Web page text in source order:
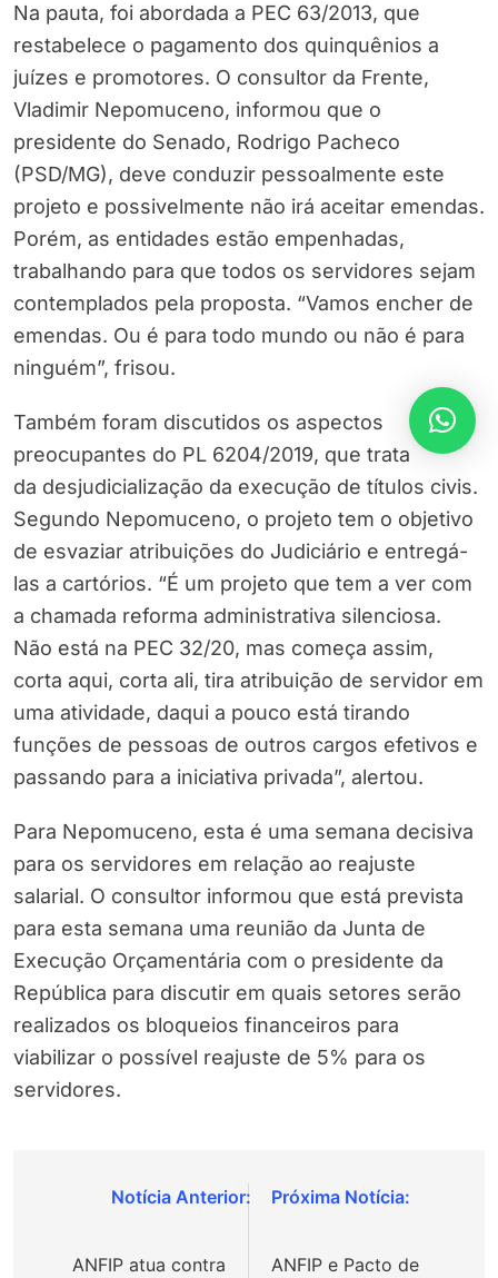
Na pauta, foi abordada a PEC 63/2013, que
restabelece o pagamento dos quinquênios a
juízes e promotores. O consultor da Frente,
Vladimir Nepomuceno, informou que o
presidente do Senado, Rodrigo Pacheco
(PSD/MG), deve conduzir pessoalmente este
projeto e possivelmente não irá aceitar emendas.
Porém, as entidades estão empenhadas,
trabalhando para que todos os servidores sejam
contemplados pela proposta. “Vamos encher de
emendas. Ou é para todo mundo ou não é para
ninguém”, frisou.
Também foram discutidos os aspectos
preocupantes do PL 6204/2019, que trata
da desjudicialização da execução de títulos civis.
Segundo Nepomuceno, o projeto tem o objetivo
de esvaziar atribuições do Judiciário e entregá-
las a cartórios. “É um projeto que tem a ver com
a chamada reforma administrativa silenciosa.
Não está na PEC 32/20, mas começa assim,
corta aqui, corta ali, tira atribuição de servidor em
uma atividade, daqui a pouco está tirando
funções de pessoas de outros cargos efetivos e
passando para a iniciativa privada”, alertou.
Para Nepomuceno, esta é uma semana decisiva
para os servidores em relação ao reajuste
salarial. O consultor informou que está prevista
para esta semana uma reunião da Junta de
Execução Orçamentária com o presidente da
República para discutir em quais setores serão
realizados os bloqueios financeiros para
viabilizar o possível reajuste de 5% para os
servidores.
Navegação
ANFIP atua contra
ANFIP e Pacto de